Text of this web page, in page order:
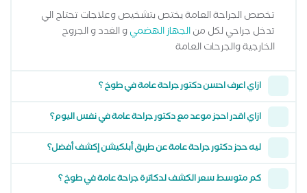
تخصص الجراحة العامة يختص بتشخيص وعلاجات تحتاج الي
تدخل جراحي لكل منالجهاز الهضميو الغدد و الجروح
الخارجية والجرحات العامة
ازاي اعرف احسن دكتور جراحة عامة في طوخ ؟
ازاي اقدر احجز موعد مع دكتور جراحة عامة في نفس اليوم؟
ليه حجز دكتور جراحة عامة عن طريق أبلكيشن إكشف أفضل؟
كم متوسط سعر الكشف لدكاترة جراحة عامة في طوخ ؟